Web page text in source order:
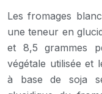
Les fromages
une teneur en
et 8,5 grammes
végétale utilisée et
à base de soja